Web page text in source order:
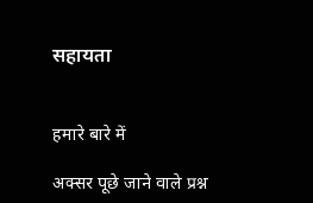
सहायता
हमारे बारे में
अक्सर पूछे जाने वाले प्रश्न